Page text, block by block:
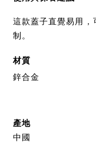
這款蓋子直覺易用，
制。
材質
鋅合金
產地
中國